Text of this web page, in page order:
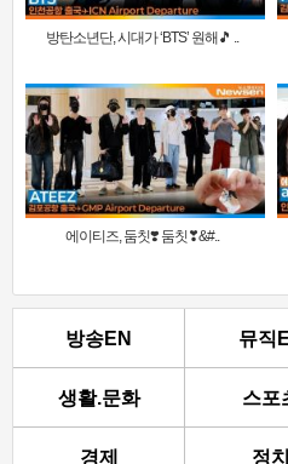
방탄소년단, 시대가 ‘BTS’ 원해🎵 ..
에이티즈, 둠칫❣️ 둠칫❣&#..
방송EN 뮤직
생활.문화 스포
경제 정치